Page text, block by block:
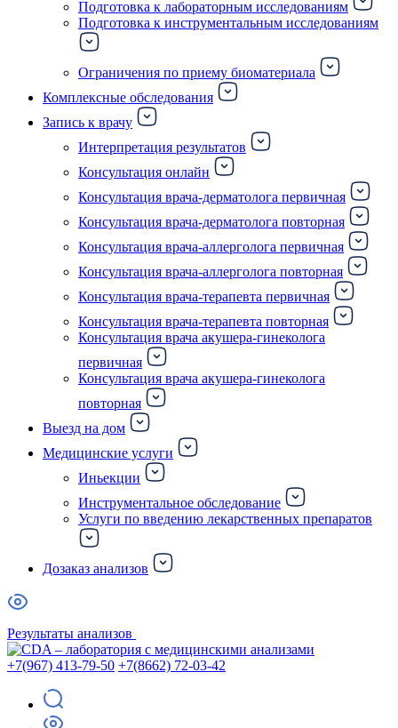
Подготовка к лабораторным исследованиям
Подготовка к инструментальным исследованиям
Ограничения по приему биоматериала
Комплексные обследования
Запись к врачу
Интерпретация результатов
Консультация онлайн
Консультация врача-дерматолога первичная
Консультация врача-дерматолога повторная
Консультация врача-аллерголога первичная
Консультация врача-аллерголога повторная
Консультация врача-терапевта первичная
Консультация врача-терапевта повторная
Консультация врача акушера-гинеколога
первичная
Консультация врача акушера-гинеколога
повторная
Выезд на дом
Медицинские услуги
Иньекции
Инструментальное обследование
Услуги по введению лекарственных препаратов
Дозаказ анализов
Результаты анализов
+7(967) 413-79-50 +7(8662) 72-03-42